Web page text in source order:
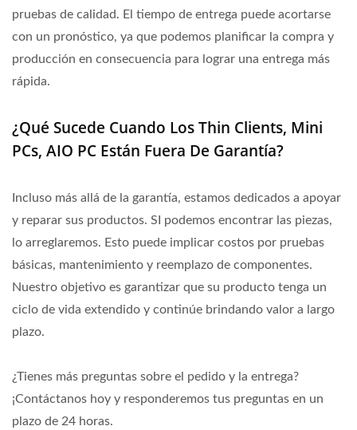
pruebas de calidad. El tiempo de entrega puede acortarse
con un pronóstico, ya que podemos planificar la compra y
producción en consecuencia para lograr una entrega más
rápida.
¿Qué Sucede Cuando Los Thin Clients, Mini
PCs, AIO PC Están Fuera De Garantía?
Incluso más allá de la garantía, estamos dedicados a apoyar
y reparar sus productos. SI podemos encontrar las piezas,
lo arreglaremos. Esto puede implicar costos por pruebas
básicas, mantenimiento y reemplazo de componentes.
Nuestro objetivo es garantizar que su producto tenga un
ciclo de vida extendido y continúe brindando valor a largo
plazo.
¿Tienes más preguntas sobre el pedido y la entrega?
¡Contáctanos hoy y responderemos tus preguntas en un
plazo de 24 horas.